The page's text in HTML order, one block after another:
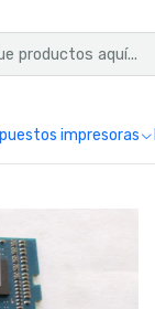
impresoras